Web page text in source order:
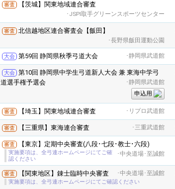
審査 【茨城】関東地域連合審査
･JSPI取手グリーンスポーツセンター
審査 北信越地区連合審査会【飯田】
･長野県飯田運動公園
大会 第59回 静岡県秋季弓道大会 ･静岡県武道館
大会 第10回 静岡県中学生弓道新人大会 兼 東海中学弓
道選手権予選会
･静岡県武道館
申込用
審査 【埼玉】関東地域連合審査 ･リプロ武道館
審査 【三重県】東海連合審査 ･三重武道館
審査 【東京】定期中央審査(八段･七段･教士･六段)
･中央道場･至誠館
実施要項は、全弓連ホームページにてご確
認ください
審査 【関東地区】錬士臨時中央審査 ･中央道場･至誠館
実施要項は、全弓連ホームページにてご確認ください